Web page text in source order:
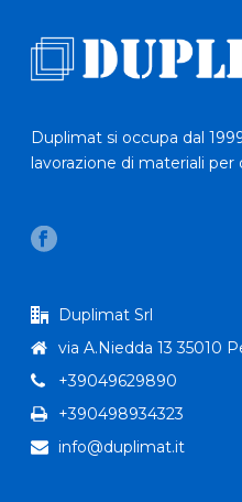
Duplimat si occupa dal
lavorazione di materiali per
Duplimat Srl
via A.Niedda 13 35010
+39049629890
+390498934323
info@duplimat.it